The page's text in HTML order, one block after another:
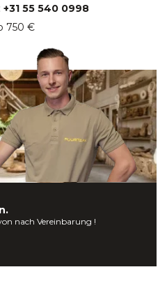
+31 55 540 0998
750 €
nach Vereinbarung !